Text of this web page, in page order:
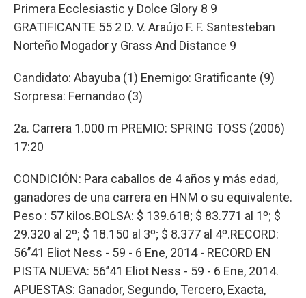
Primera Ecclesiastic y Dolce Glory 8 9
GRATIFICANTE 55 2 D. V. Araújo F. F. Santesteban
Norteño Mogador y Grass And Distance 9
Candidato: Abayuba (1) Enemigo: Gratificante (9)
Sorpresa: Fernandao (3)
2a. Carrera 1.000 m PREMIO: SPRING TOSS (2006)
17:20
CONDICIÓN: Para caballos de 4 años y más edad,
ganadores de una carrera en HNM o su equivalente.
Peso : 57 kilos.BOLSA: $ 139.618; $ 83.771 al 1º; $
29.320 al 2º; $ 18.150 al 3º; $ 8.377 al 4º.RECORD:
56’’41 Eliot Ness - 59 - 6 Ene, 2014 - RECORD EN
PISTA NUEVA: 56’’41 Eliot Ness - 59 - 6 Ene, 2014.
APUESTAS: Ganador, Segundo, Tercero, Exacta,